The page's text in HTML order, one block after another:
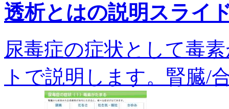
透析とはの説明スライ
尿毒症の症状として毒
トで説明します。腎臓/